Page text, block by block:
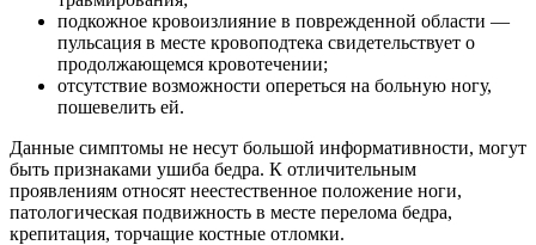
подкожное кровоизлияние в поврежденной области —
пульсация в месте кровоподтека свидетельствует о
продолжающемся кровотечении;
отсутствие возможности опереться на больную ногу,
пошевелить ей.
Данные симптомы не несут большой информативности, могут
быть признаками ушиба бедра. К отличительным
проявлениям относят неестественное положение ноги,
патологическая подвижность в месте перелома бедра,
крепитация, торчащие костные отломки.